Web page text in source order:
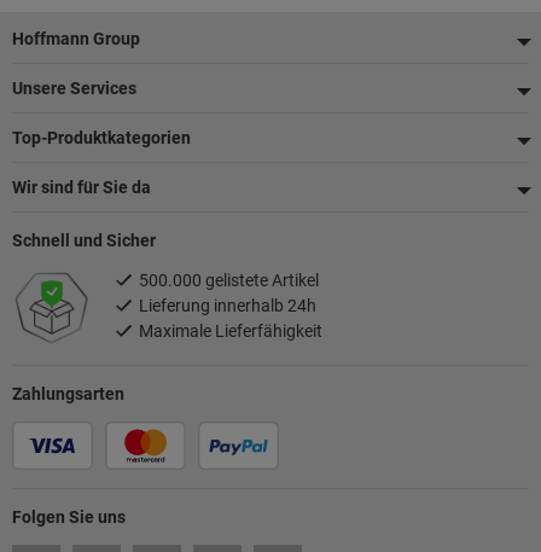
Fußzeile
Hoffmann Group
Unsere Services
Top-Produktkategorien
Wir sind für Sie da
Folgen Sie uns
Zahlungsarten
Schnell und Sicher
500.000 gelistete Artikel
Lieferung innerhalb 24h
Maximale Lieferfähigkeit